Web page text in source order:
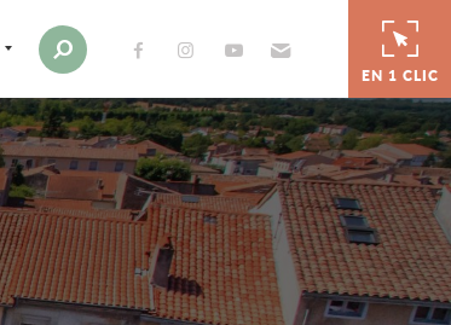
EN 1 CLIC
Moteur de recherche Envoyer par e-mail